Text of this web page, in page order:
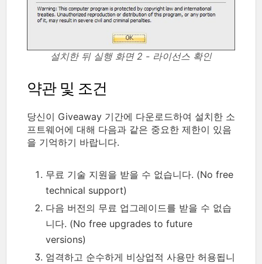
설치한 뒤 실행 화면 2 - 라이선스 확인
약관 및 조건
당신이 Giveaway 기간에 다운로드하여 설치한 소
프트웨어에 대해 다음과 같은 중요한 제한이 있음
을 기억하기 바랍니다.
무료 기술 지원을 받을 수 없습니다. (No free
technical support)
다음 버전의 무료 업그레이드를 받을 수 없습
니다. (No free upgrades to future
versions)
엄격하고 순수하게 비상업적 사용만 허용됩니